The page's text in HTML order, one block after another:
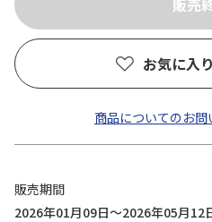
お気に入
商品についてのお
販売期間
2026年01月09日～2026年05月12